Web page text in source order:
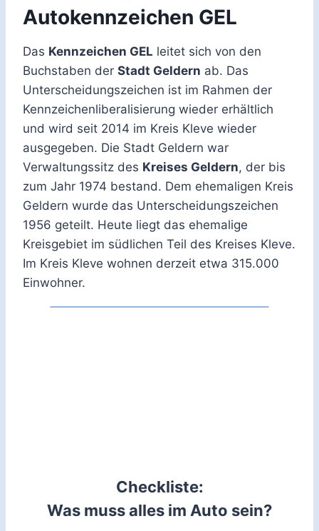
Autokennzeichen GEL
Das Kennzeichen GEL leitet sich von den
Buchstaben der Stadt Geldern ab. Das
Unterscheidungszeichen ist im Rahmen der
Kennzeichenliberalisierung wieder erhältlich
und wird seit 2014 im Kreis Kleve wieder
ausgegeben. Die Stadt Geldern war
Verwaltungssitz des Kreises Geldern, der bis
zum Jahr 1974 bestand. Dem ehemaligen Kreis
Geldern wurde das Unterscheidungszeichen
1956 geteilt. Heute liegt das ehemalige
Kreisgebiet im südlichen Teil des Kreises Kleve.
Im Kreis Kleve wohnen derzeit etwa 315.000
Einwohner.
Checkliste:
Was muss alles im Auto sein?